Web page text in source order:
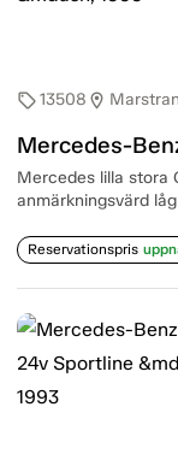
sell13508 location_on
Mercedes lilla stora
anmärkningsvärd
Reservationspris